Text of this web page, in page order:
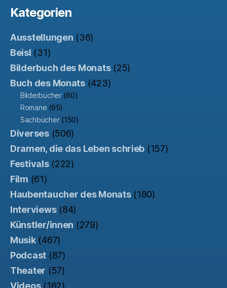
Kategorien
Ausstellungen (36)
Beisl (31)
Bilderbuch des Monats(25)
Buch des Monats(423)
Bilderbücher(60)
Romane (95)
Sachbücher(150)
Diverses(506)
Dramen, die das Leben schrieb (157)
Festivals(222)
Film (61)
Haubentaucher des Monats(180)
Interviews(84)
Künstler/innen (279)
Musik(467)
Podcast (87)
Theater (57)
Videos(162)